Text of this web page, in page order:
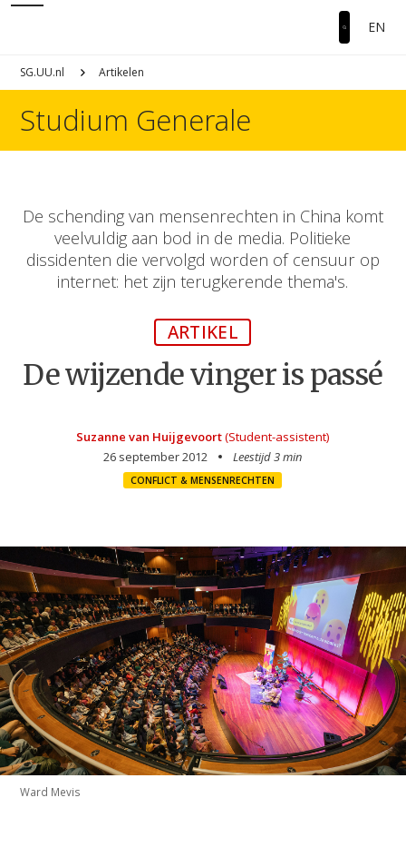
EN
SG.UU.nl Artikelen
Studium Generale
De schending van mensenrechten in China komt
veelvuldig aan bod in de media. Politieke
dissidenten die vervolgd worden of censuur op
internet: het zijn terugkerende thema's.
ARTIKEL
De wijzende vinger is passé
Suzanne van Huijgevoort(Student-assistent)
26 september 2012
Leestijd 3 min
CONFLICT & MENSENRECHTEN
Ward Mevis